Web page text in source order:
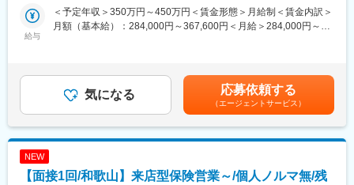
ひとりひとりと長くお付き合いするため、お客様のニーズにあっ
た商品を提案することを大切にしています。また、保険代理店の
・損害保険5社
（東京海上日動火災保険、明治安田損害保険、あいおいニッセイ
・生命保険3社
既存のお客様(主に60歳以上)のご自宅や勤務先を訪問し、マネー
プランやライフプランに合った資産運用のアドバイスを行いま
<主な提案内容>
・投資信託、保険商品、各種預金などの販売
給与
＜予定年収＞350万円～450万円＜賃金形態＞月給制＜賃金内訳＞
月額（基本給）：284,000円～367,600円＜月給＞284,000円～
実績に応じ賞与を支給いたします。■賞与：年2回(本人実績に応じ
て支給)※全支店平均年収：約450万円～500万円賃金はあくまでも
目安の金額であり、選考を通じて上下する可能性があります。月
給(月額)は固定手当を含めた表記です。
気になる 応募依頼する
（エージェントサービス）
NEW
【面接1回/和歌山】来店型保険営業～/個人ノルマ無/残